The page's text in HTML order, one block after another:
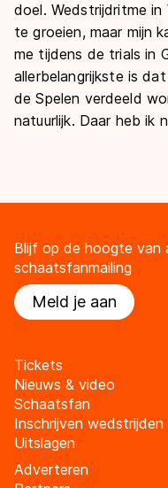
doel. Wedstrijdritme in
te groeien, maar mijn
me tijdens de trials in
allerbelangrijkste is
de Spelen verdeeld
natuurlijk. Daar heb ik
Blijf op de hoogte van
schaatsfanmailing
Meld je aan
Tickets
Nieuws & video
Schaatsfan
Inschrijven wedstrijden
Uitslagen
Adverteren